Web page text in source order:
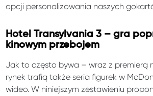
opcji personalizowania naszych
Hotel Transylvania 3 – gra
kinowym przebojem
Jak to często bywa – wraz z premierą
rynek trafią także seria figurek w
wideo. W niniejszym zestawieniu